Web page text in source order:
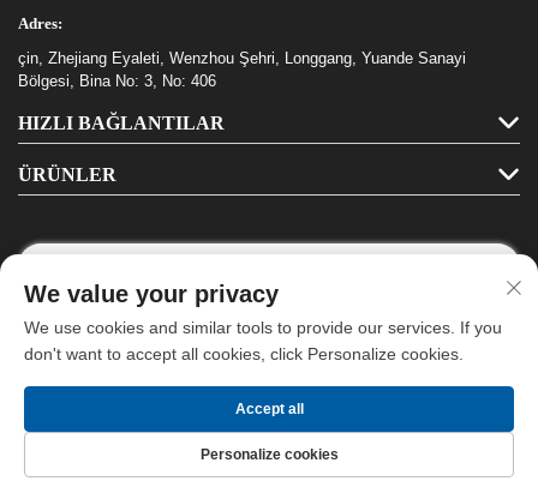
Adres:
çin, Zhejiang Eyaleti, Wenzhou Şehri, Longgang, Yuande Sanayi
Bölgesi, Bina No: 3, No: 406
HIZLI BAĞLANTILAR
ÜRÜNLER
Bizi Takip Edin
Gizlilik Politikası - Evet.
We value your privacy
We use cookies and similar tools to provide our services. If you
don't want to accept all cookies, click Personalize cookies.
Personalize cookies
Accept all